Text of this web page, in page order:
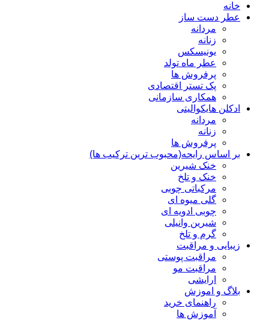
خانه
عطر دست ساز
مردانه
زنانه
یونیسکس
عطر ماه تولد
پرفروش ها
پک تستر اقتصادی
همکاری سازمانی
ادکلن هایکوالیتی
مردانه
زنانه
پرفروش ها
بر اساس رایحه(محبوب ترین ترکیب ها)
خنک شیرین
خنک و تلخ
مرکباتی چوبی
گلی میوه ای
چوبی ادویه ای
شیرین وانیلی
گرم و تلخ
زیبایی و مراقبت
مراقبت پوستی
مراقبت مو
ارایشی
بلاگ و اموزش
راهنمای خرید
آموزش ها